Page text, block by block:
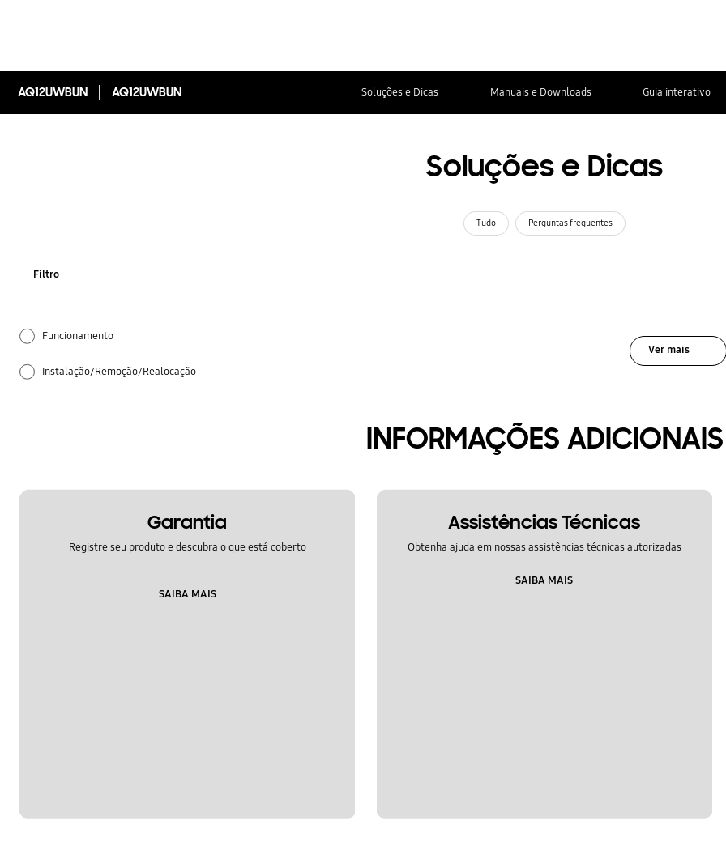
AQ12UWBUN AQ12UWBUN Soluções e Dicas Manuais e Downloads Guia interativo
Soluções e Dicas
Tudo Perguntas frequentes
Filtro
Funcionamento
Instalação/Remoção/Realocação
Ver mais
INFORMAÇÕES ADICIONAIS
Garantia
Registre seu produto e descubra o que está coberto
SAIBA MAIS
Assistências Técnicas
Obtenha ajuda em nossas assistências técnicas autorizadas
SAIBA MAIS